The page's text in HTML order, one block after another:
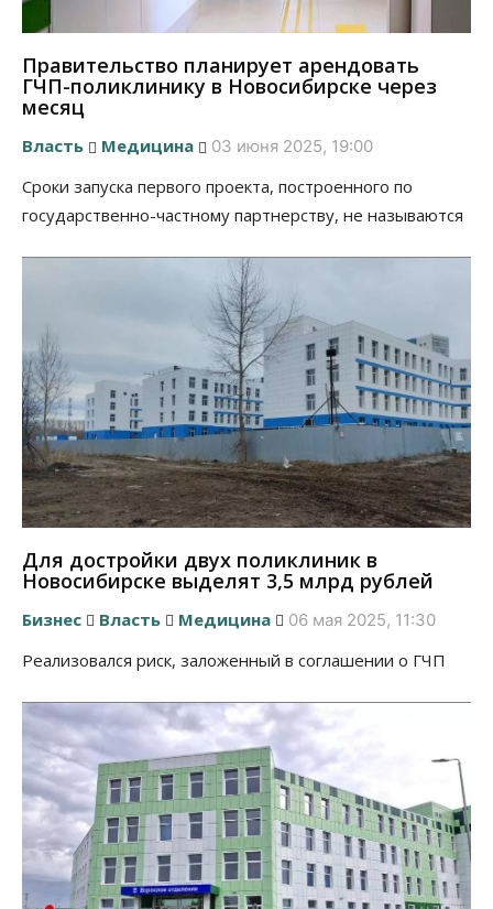
Правительство планирует арендовать
ГЧП-поликлинику в Новосибирске через
месяц
Власть Медицина 03 июня 2025, 19:00
Сроки запуска первого проекта, построенного по
государственно-частному партнерству, не называются
Для достройки двух поликлиник в
Новосибирске выделят 3,5 млрд рублей
Бизнес Власть Медицина 06 мая 2025, 11:30
Реализовался риск, заложенный в соглашении о ГЧП